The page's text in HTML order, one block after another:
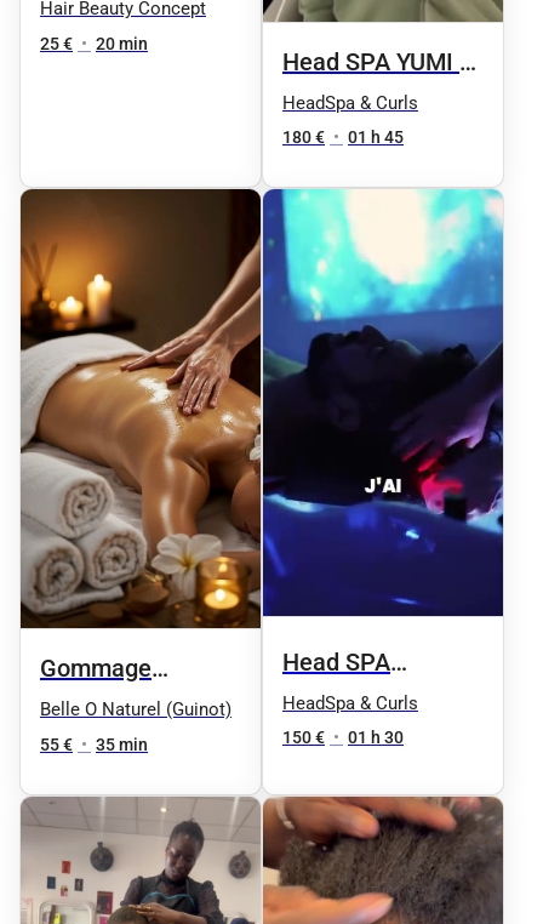
relaxant
Hair Beauty Concept
25 € • 20 min
Head SPA YUMI 由
美子 SIGNATURE
2.0 Luxury
HeadSpa & Curls
180 € • 01 h 45
Gommage
Douceur Relaxant
aux 4 Huiles
Belle O Naturel (Guinot)
55 € • 35 min
Head SPA
HOMME soin
complet
HeadSpa & Curls
150 € • 01 h 30